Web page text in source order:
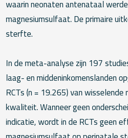
waarin neonaten antenataal
magnesiumsulfaat. De primaire
sterfte.
In de meta-analyse zijn 197
laag- en middeninkomenslanden
RCTs (n = 19.265) van
kwaliteit. Wanneer geen
indicatie, wordt in de RCTs geen